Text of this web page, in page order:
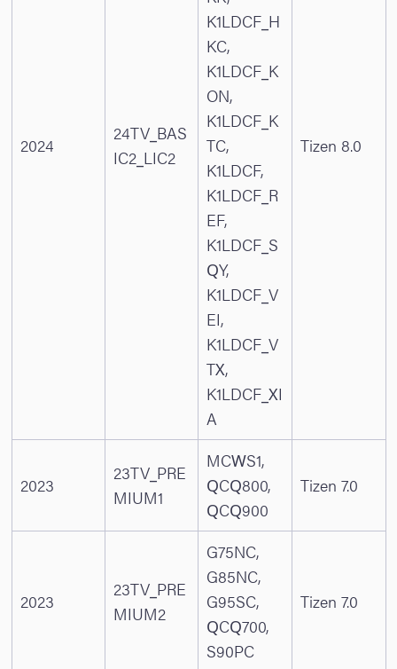
2024
24TV_BAS
IC2_LIC2
K1LDCF_H
KC,
K1LDCF_K
ON,
K1LDCF_K
TC,
K1LDCF,
K1LDCF_R
EF,
K1LDCF_S
QY,
K1LDCF_V
EI,
K1LDCF_V
TX,
K1LDCF_XI
A
Tizen 8.0
2023
23TV_PRE
MIUM1
MCWS1,
QCQ800,
QCQ900
Tizen 7.0
2023
23TV_PRE
MIUM2
G75NC,
G85NC,
G95SC,
QCQ700,
S90PC
Tizen 7.0